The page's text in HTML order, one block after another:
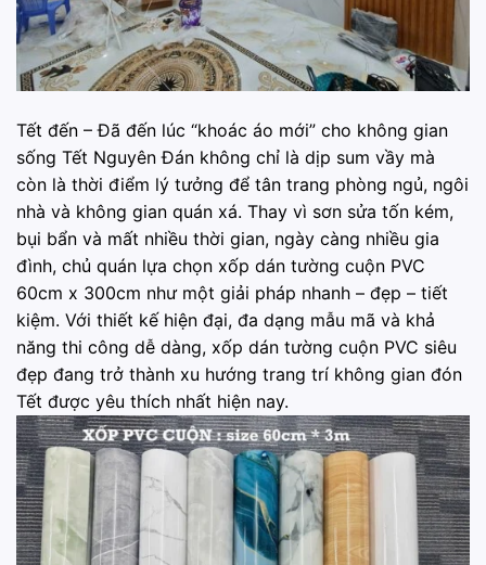
Tết đến – Đã đến lúc “khoác áo mới” cho không gian
sống Tết Nguyên Đán không chỉ là dịp sum vầy mà
còn là thời điểm lý tưởng để tân trang phòng ngủ, ngôi
nhà và không gian quán xá. Thay vì sơn sửa tốn kém,
bụi bẩn và mất nhiều thời gian, ngày càng nhiều gia
đình, chủ quán lựa chọn xốp dán tường cuộn PVC
60cm x 300cm như một giải pháp nhanh – đẹp – tiết
kiệm. Với thiết kế hiện đại, đa dạng mẫu mã và khả
năng thi công dễ dàng, xốp dán tường cuộn PVC siêu
đẹp đang trở thành xu hướng trang trí không gian đón
Tết được yêu thích nhất hiện nay.